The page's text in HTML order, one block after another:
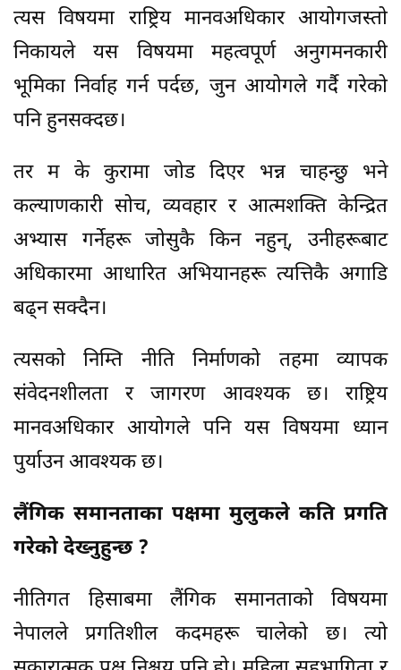
त्यस विषयमा राष्ट्रिय मानवअधिकार आयोगजस्तो
निकायले यस विषयमा महत्वपूर्ण अनुगमनकारी
भूमिका निर्वाह गर्न पर्दछ, जुन आयोगले गर्दै गरेको
पनि हुनसक्दछ।
तर म के कुरामा जोड दिएर भन्न चाहन्छु भने
कल्याणकारी सोच, व्यवहार र आत्मशक्ति केन्द्रित
अभ्यास गर्नेहरू जोसुकै किन नहुन्, उनीहरूबाट
अधिकारमा आधारित अभियानहरू त्यत्तिकै अगाडि
बढ्न सक्दैन।
त्यसको निम्ति नीति निर्माणको तहमा व्यापक
संवेदनशीलता र जागरण आवश्यक छ। राष्ट्रिय
मानवअधिकार आयोगले पनि यस विषयमा ध्यान
पुर्याउन आवश्यक छ।
लैंगिक समानताका पक्षमा मुलुकले कति प्रगति
गरेको देख्नुहुन्छ ?
नीतिगत हिसाबमा लैंगिक समानताको विषयमा
नेपालले प्रगतिशील कदमहरू चालेको छ। त्यो